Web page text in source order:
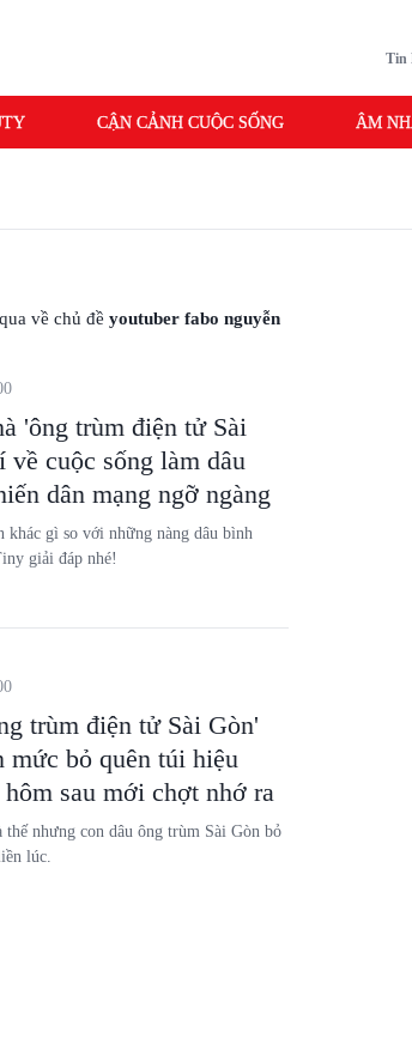
Tin
CẬN CẢNH CUỘC SỐNG ÂM
về chủ đề youtuber fabo nguyễn
'ông trùm điện tử Sài
về cuộc sống làm dâu
dân mạng ngỡ ngàng
khác gì so với những nàng dâu bình
giải đáp nhé!
trùm điện tử Sài Gòn'
mức bỏ quên túi hiệu
sau mới chợt nhớ ra
nhưng con dâu ông trùm Sài Gòn bỏ
lúc.